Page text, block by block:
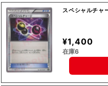
スペシャルチャ
¥1,400
在庫6